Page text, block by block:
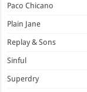
Paco Chicano
Plain Jane
Replay & Sons
Sinful
Superdry